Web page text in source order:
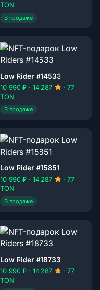
TON
В продаже
Low Rider #14533
10 990 ₽ · 14 287
· 77
TON
В продаже
Low Rider #15851
10 990 ₽ · 14 287
· 77
TON
В продаже
Low Rider #18733
10 990 ₽ · 14 287
· 77
TON